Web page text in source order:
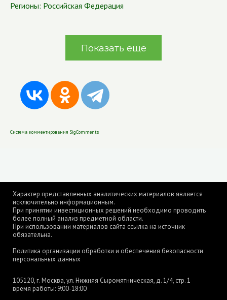
Регионы: Российская Федерация
Показать еще
Система комментирования SigComments
Характер представленных аналитических материалов является
исключительно информационным.
При принятии инвестиционных решений необходимо проводить
более полный анализ предметной области.
При использовании материалов сайта ссылка на источник
обязательна.
Политика организации обработки и обеспечения безопасности
персональных данных
105120, г. Москва, ул. Нижняя Сыромятническая, д. 1/4, стр. 1
время работы: 9:00-18:00